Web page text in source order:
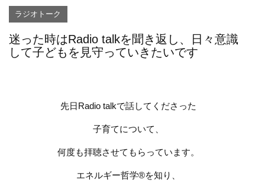
ラジオトーク
迷った時はRadio talkを聞き返し、日々意識
して子どもを見守っていきたいです
先日Radio talkで話してくださった
子育てについて、
何度も拝聴させてもらっています。
エネルギー哲学®︎を知り、